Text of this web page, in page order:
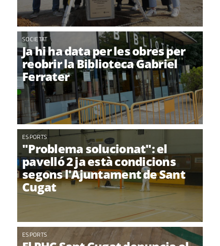
SOCIETAT
Ja hi ha data per les obres per
reobrir la Biblioteca Gabriel
Ferrater
ESPORTS
"Problema solucionat": el
pavelló 2 ja està condicions
segons l'Ajuntament de Sant
Cugat
ESPORTS